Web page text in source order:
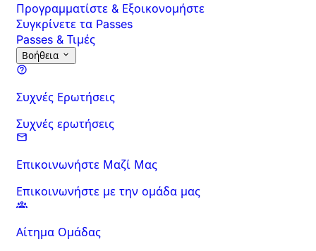
Προγραμματίστε & Εξοικονομήστε
Συγκρίνετε τα Passes
Passes & Τιμές
Βοήθεια
Συχνές Ερωτήσεις
Συχνές ερωτήσεις
Επικοινωνήστε Μαζί Μας
Επικοινωνήστε με την ομάδα μας
Αίτημα Ομάδας